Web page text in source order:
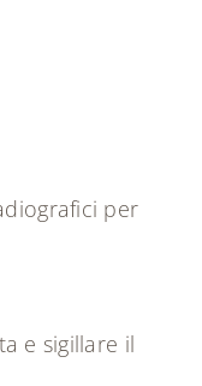
per
e sigillare il